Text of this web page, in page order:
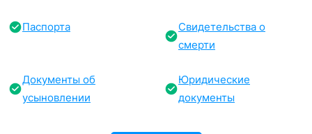
Паспорта
Свидетельства о
смерти
Документы об
усыновлении
Юридические
документы